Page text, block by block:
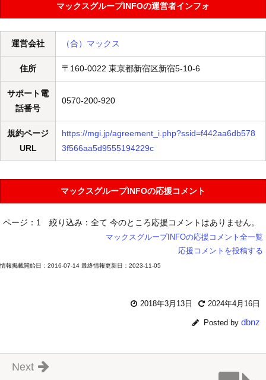
マックスグループINFOの運営者インフォ
運営会社 （合）マックス
住所 〒160-0022 東京都新宿区新宿5-10-6
サポート電
話番号
0570-200-920
規約ページ
URL
https://mgi.jp/agreement_i.php?ssid=f442aa6db578
3f566aa5d9555194229c
マックスグループINFOの応援コメント
ページ：1 絞り込み：全て 今のところ応援コメントはありません。
マックスグループINFOの応援コメント全一覧
応援コメントを投稿する
情報掲載開始日：2016-07-14 最終情報更新日：2023-11-05
2018年3月13日 2024年4月16日
Posted by dbnz
Next